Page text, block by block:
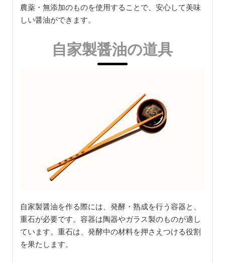
農薬・無添加のものを使用することで、安心して美味
しい醤油ができます。
自家製醤油の道具
自家製醤油を作る際には、発酵・熟成を行う容器と、
重石が必要です。容器は陶器やガラス製のものが適し
ています。重石は、発酵中の材料を押さえつける役割
を果たします。